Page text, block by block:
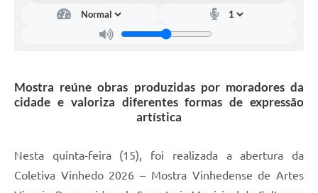
Carta de Serviços
Contas Públicas
Links Úteis
Mostra reúne obras produzidas por moradores da
cidade e valoriza diferentes formas de expressão
artística
Nesta quinta-feira (15), foi realizada a abertura da
Coletiva Vinhedo 2026 – Mostra Vinhedense de Artes